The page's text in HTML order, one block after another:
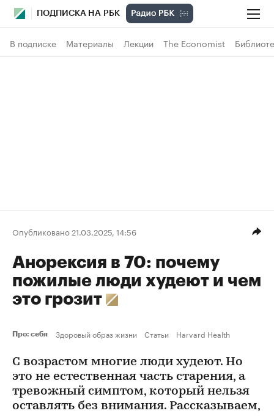
ПОДПИСКА НА РБК
В подписке Материалы Лекции The Economist
Опубликовано 21.03.2025, 14:56
Анорексия в 70: почему
пожилые люди худеют и чем
это грозит
Про: себя Здоровый образ жизни Статьи Harvard Health
С возрастом многие люди худеют. Но
это не естественная часть старения, а
тревожный симптом, который нельзя
оставлять без внимания. Рассказываем,